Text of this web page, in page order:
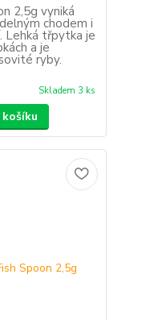
2,5g vyniká
chodem i
Lehká třpytka je
a je
ryby.
Skladem 3 ks